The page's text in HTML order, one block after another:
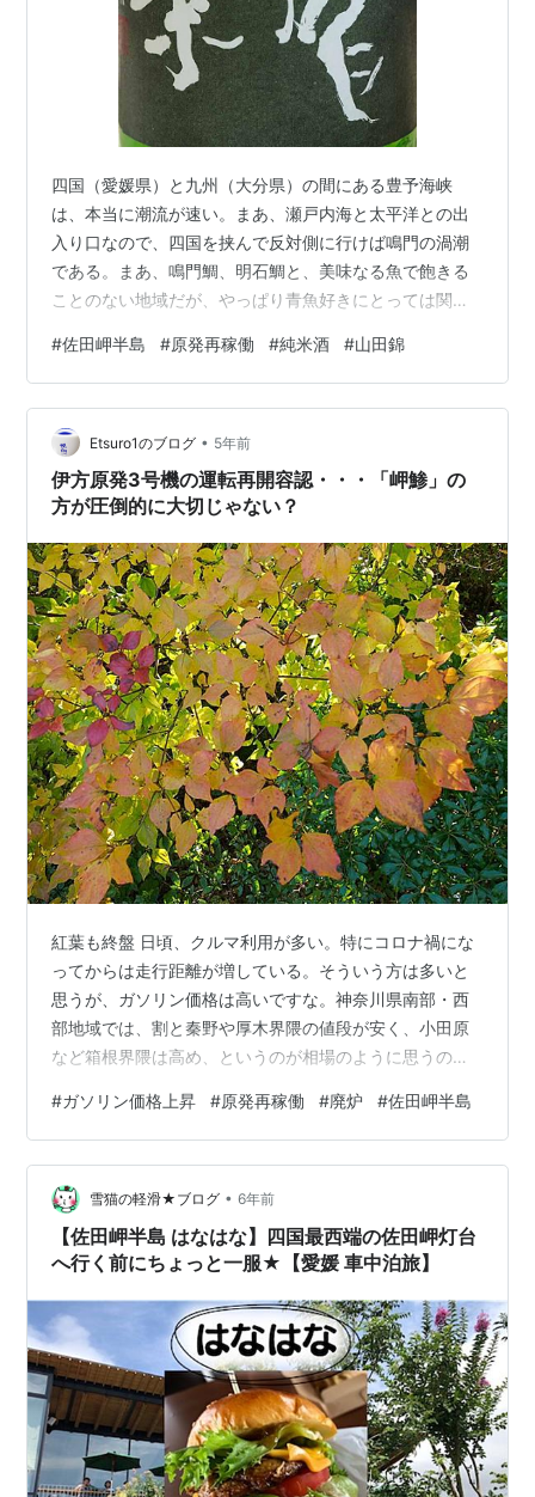
四国（愛媛県）と九州（大分県）の間にある豊予海峡
は、本当に潮流が速い。まあ、瀬戸内海と太平洋との出
入り口なので、四国を挟んで反対側に行けば鳴門の渦潮
である。まあ、鳴門鯛、明石鯛と、美味なる魚で飽きる
ことのない地域だが、やっぱり青魚好きにとっては関鯵
の佐賀関で水揚げされるのが関鯵と関鯖なんであって、
四国側で水揚げされれば岬鯵、岬鯖と言われる。岬とい
う字は、ココでは「はな」と読むようだがね。 というコ
トで、昨日の当ブログのやや続きなんだが・・・神奈川
県から伊予の国まではナカナカ遠いもんだ。飛行機利用
でレンタカーっていうのが一番楽チンなんだろう。若
#佐田岬半島 #原発再稼働 #純米酒 #山田錦
Etsuro1のブログ • 5年前
伊方原発3号機の運転再開容認・・・「岬鯵」の
方が圧倒的に大切じゃない？
紅葉も終盤 日頃、クルマ利用が多い。特にコロナ禍にな
ってからは走行距離が増している。そういう方は多いと
思うが、ガソリン価格は高いですな。神奈川県南部・西
部地域では、割と秦野や厚木界隈の値段が安く、小田原
など箱根界隈は高め、というのが相場のように思うのだ
求めてウロつくこと自体が虚しく思えてきた。 明らかに
安い単価でなければ、わざわざクルマを走らせて、離れ
たガソリンスタンドに行くというのが馬鹿らしい。お出
かけついでに幾らか安いガソリンを給油出来たなら、そ
れはラッキーだけどね。 政府の備蓄分の放出に関して
は、アメリカ等との足並みを揃えるというお付き合…
#ガソリン価格上昇 #原発再稼働 #廃炉 #佐田岬半島
雪猫の軽滑★ブログ • 6年前
【佐田岬半島 はなはな】四国最西端の佐田岬灯台
へ行く前にちょっと一服★【愛媛 車中泊旅】